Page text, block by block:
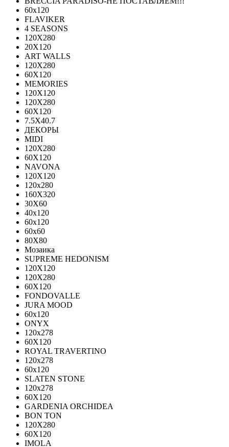
60х120
FLAVIKER
4 SEASONS
120Х280
20X120
ART WALLS
120Х280
60Х120
MEMORIES
120X120
120X280
60Х120
7.5X40.7
ДЕКОРЫ
MIDI
120Х280
60Х120
NAVONA
120X120
120x280
160X320
30X60
40x120
60x120
60x60
80X80
Мозаика
SUPREME HEDONISM
120X120
120X280
60X120
FONDOVALLE
JURA MOOD
60х120
ONYX
120х278
60X120
ROYAL TRAVERTINO
120х278
60х120
SLATEN STONE
120х278
60X120
GARDENIA ORCHIDEA
BON TON
120X280
60X120
IMOLA